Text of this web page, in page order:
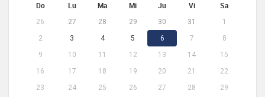
Do Lu Ma Mi Ju Vi Sa
26 27 28 29 30 31
1
2
3 4 5 6 7
8
9
10 11 12 13 14
15
16
17 18 19 20 21
22
23
24 25 26 27 28
29